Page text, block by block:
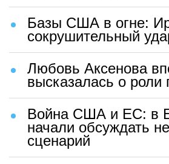
Базы США в огне:
сокрушительный
Любовь Аксенова
высказалась о роли
Война США и ЕС: в
начали обсуждать
сценарий